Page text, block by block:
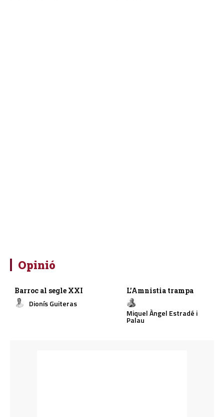
Opinió
Barroc al segle XXI
Dionís Guiteras
L’Amnistia trampa
Miquel Àngel Estradé i
Palau